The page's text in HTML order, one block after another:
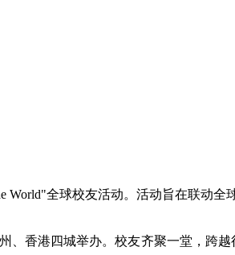
World"全球校友活动。活动旨在联
州、香港四城举办。校友齐聚一堂，